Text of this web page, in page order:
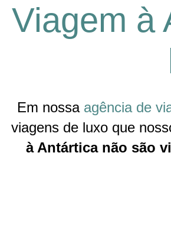
Viagem à
Em nossa agência de
viagens de luxo que
à Antártica não são